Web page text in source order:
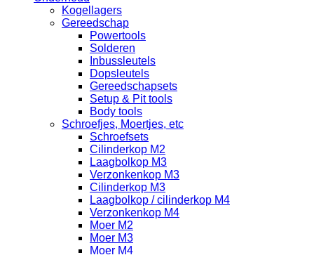
Kogellagers
Gereedschap
Powertools
Solderen
Inbussleutels
Dopsleutels
Gereedschapsets
Setup & Pit tools
Body tools
Schroefjes, Moertjes, etc
Schroefsets
Cilinderkop M2
Laagbolkop M3
Verzonkenkop M3
Cilinderkop M3
Laagbolkop / cilinderkop M4
Verzonkenkop M4
Moer M2
Moer M3
Moer M4